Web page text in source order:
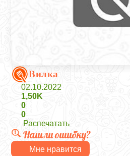
Вилка
02.10.2022
1,50K
0
0
Распечатать
Нашли ошибку?
Мне нравится